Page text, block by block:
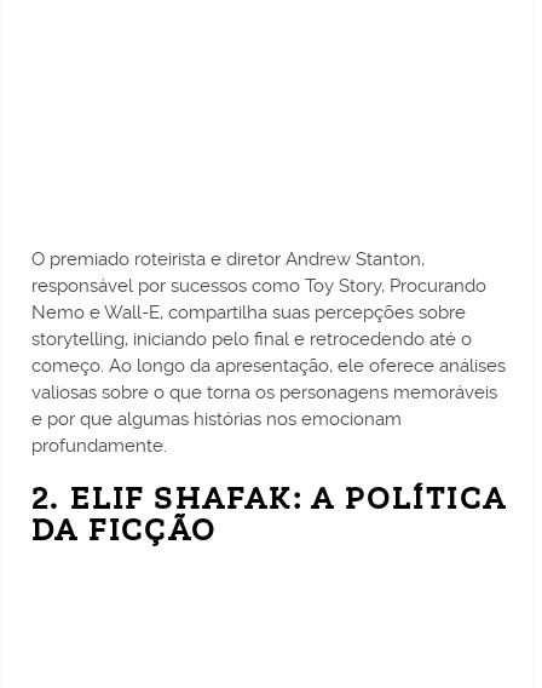
O premiado roteirista e diretor Andrew Stanton,
responsável por sucessos como Toy Story, Procurando
Nemo e Wall-E, compartilha suas percepções sobre
storytelling, iniciando pelo final e retrocedendo até o
começo. Ao longo da apresentação, ele oferece análises
valiosas sobre o que torna os personagens memoráveis
e por que algumas histórias nos emocionam
profundamente.
2. ELIF SHAFAK: A POLÍTICA
DA FICÇÃO